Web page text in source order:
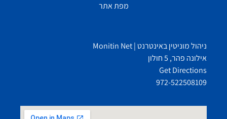
מפת אתר
ניהול מוניטין באינטרנט | Monitin Net
אילונה פהר, 5 חולון
Get Directions
972-522508109